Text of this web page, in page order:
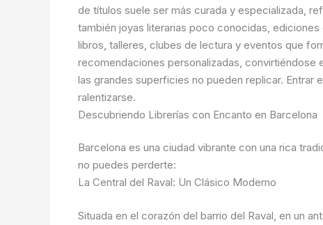
de títulos suele ser más curada y especializada,
también joyas literarias poco conocidas,
libros, talleres, clubes de lectura y eventos que
recomendaciones personalizadas, convirtiéndose
las grandes superficies no pueden replicar. Entrar
ralentizarse.
Descubriendo Librerías con Encanto en Barcelona
Barcelona es una ciudad vibrante con una rica
no puedes perderte:
La Central del Raval: Un Clásico Moderno
Situada en el corazón del barrio del Raval, en un